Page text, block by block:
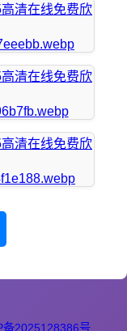
备2025128386号